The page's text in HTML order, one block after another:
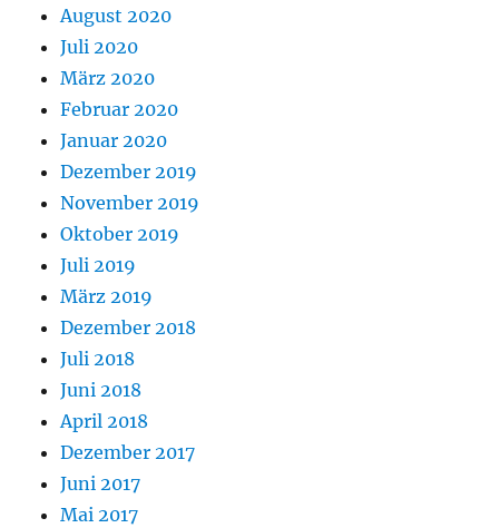
August 2020
Juli 2020
März 2020
Februar 2020
Januar 2020
Dezember 2019
November 2019
Oktober 2019
Juli 2019
März 2019
Dezember 2018
Juli 2018
Juni 2018
April 2018
Dezember 2017
Juni 2017
Mai 2017